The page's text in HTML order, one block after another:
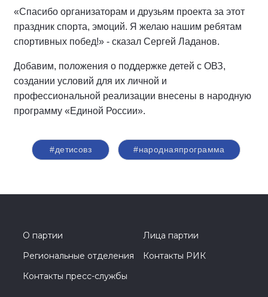
«Спасибо организаторам и друзьям проекта за этот
праздник спорта, эмоций. Я желаю нашим ребятам
спортивных побед!» - сказал Сергей Ладанов.
Добавим, положения о поддержке детей с ОВЗ,
создании условий для их личной и
профессиональной реализации внесены в народную
программу «Единой России».
#детисовз #народнаяпрограмма
О партии
Лица партии
Региональные отделения
Контакты РИК
Контакты пресс-службы